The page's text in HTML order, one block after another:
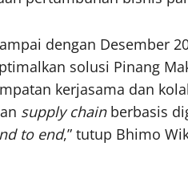
dengan Desember
solusi Pinang
kerjasama dan
supply chainberbasis
to end,” tutup Bhimo